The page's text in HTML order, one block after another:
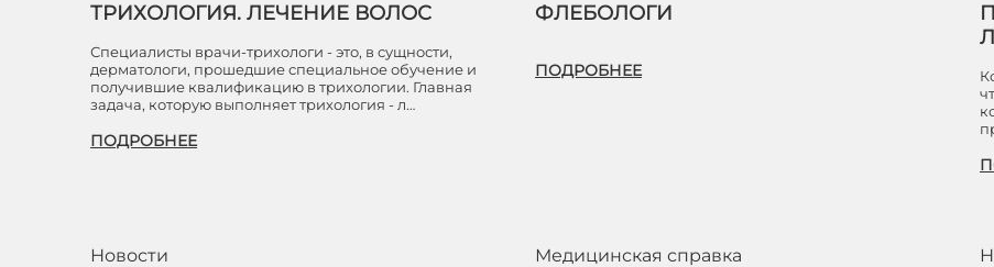
ТРИХОЛОГИЯ. ЛЕЧЕНИЕ ВОЛОС
Специалисты врачи-трихологи - это, в сущности,
дерматологи, прошедшие специальное обучение и
получившие квалификацию в трихологии. Главная
задача, которую выполняет трихология - л…
ПОДРОБНЕЕ
ФЛЕБОЛОГИ
ПОДРОБНЕЕ
Новости Медицинская справка